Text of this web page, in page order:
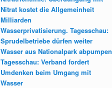
Nitrat kostet die Allgemeinheit
Milliarden
Wasserprivatisierung. Tagesschau:
Sprudelbetriebe dürfen weiter
Wasser aus Nationalpark abpumpen
Tagesschau: Verband fordert
Umdenken beim Umgang mit
Wasser